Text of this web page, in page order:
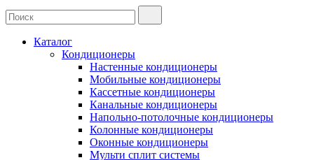
Каталог
Кондиционеры
Настенные кондиционеры
Мобильные кондиционеры
Кассетные кондиционеры
Канальные кондиционеры
Напольно-потолочные кондиционеры
Колонные кондиционеры
Оконные кондиционеры
Мульти сплит системы